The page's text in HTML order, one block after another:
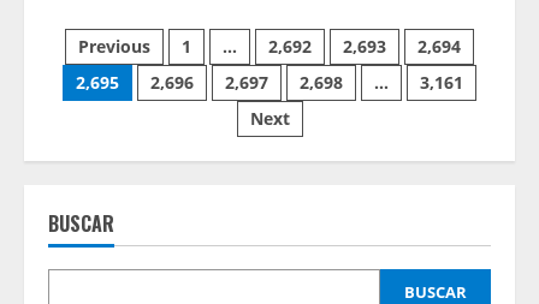
mineros
quedaron
atrapados
bajo
tierra
después
cerca
Orange,
Paginación
de
entradas
Previous 1 … 2,692 2,693
2,694
2,695
2,696 2,697 2,698 …
3,161
Next
BUSCAR
BUSCAR